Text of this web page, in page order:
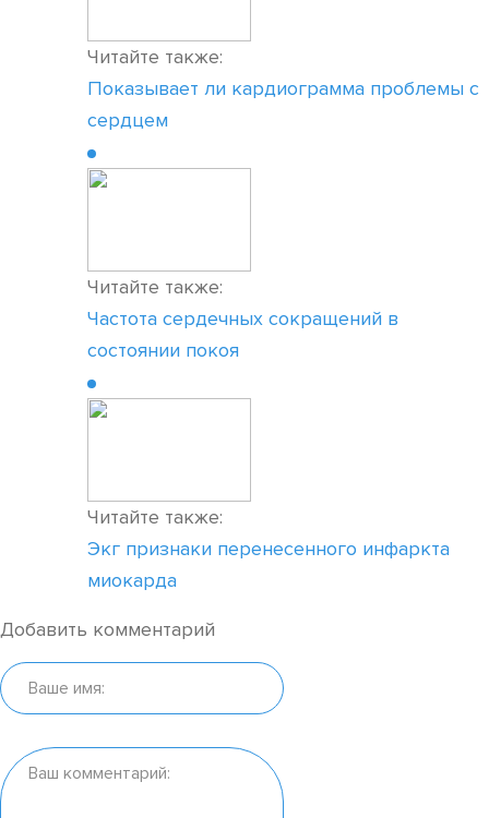
Читайте также:
Показывает ли кардиограмма проблемы с
сердцем
Читайте также:
Частота сердечных сокращений в
состоянии покоя
Читайте также:
Экг признаки перенесенного инфаркта
миокарда
Добавить комментарий